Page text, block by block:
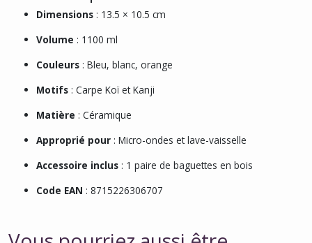
Dimensions : 13.5 × 10.5 cm
Volume : 1100 ml
Couleurs : Bleu, blanc, orange
Motifs : Carpe Koï et Kanji
Matière : Céramique
Approprié pour : Micro-ondes et lave-vaisselle
Accessoire inclus : 1 paire de baguettes en bois
Code EAN : 8715226306707